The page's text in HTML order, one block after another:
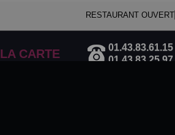
RESTAURANT OUVERT
LA CARTE
01.43.83.61.15
01.43.83.25.97